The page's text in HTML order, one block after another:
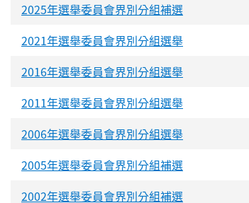
2025年選舉委員會界別分組補選
2021年選舉委員會界別分組選舉
2016年選舉委員會界別分組選舉
2011年選舉委員會界別分組選舉
2006年選舉委員會界別分組選舉
2005年選舉委員會界別分組補選
2002年選舉委員會界別分組補選